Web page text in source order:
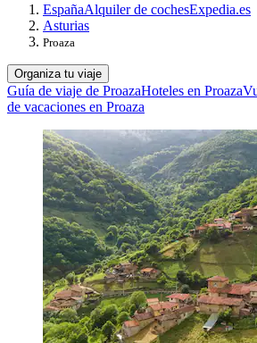
EspañaAlquiler de cochesExpedia.es
Asturias
Proaza
Organiza tu viaje
Guía de viaje de ProazaHoteles en Proaza
de vacaciones en Proaza